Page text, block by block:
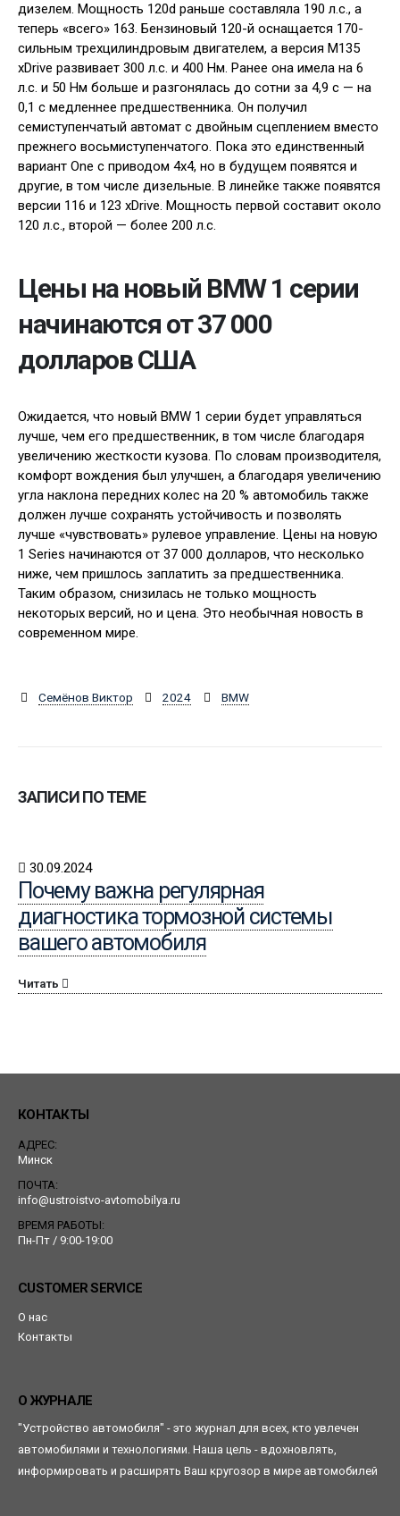
дизелем. Мощность 120d раньше составляла 190 л.с., а
теперь «всего» 163. Бензиновый 120-й оснащается 170-
сильным трехцилиндровым двигателем, а версия M135
xDrive развивает 300 л.с. и 400 Нм. Ранее она имела на 6
л.с. и 50 Нм больше и разгонялась до сотни за 4,9 с — на
0,1 с медленнее предшественника. Он получил
семиступенчатый автомат с двойным сцеплением вместо
прежнего восьмиступенчатого. Пока это единственный
вариант One с приводом 4х4, но в будущем появятся и
другие, в том числе дизельные. В линейке также появятся
версии 116 и 123 xDrive. Мощность первой составит около
120 л.с., второй — более 200 л.с.
Цены на новый BMW 1 серии
начинаются от 37 000
долларов США
Ожидается, что новый BMW 1 серии будет управляться
лучше, чем его предшественник, в том числе благодаря
увеличению жесткости кузова. По словам производителя,
комфорт вождения был улучшен, а благодаря увеличению
угла наклона передних колес на 20 % автомобиль также
должен лучше сохранять устойчивость и позволять
лучше «чувствовать» рулевое управление. Цены на новую
1 Series начинаются от 37 000 долларов, что несколько
ниже, чем пришлось заплатить за предшественника.
Таким образом, снизилась не только мощность
некоторых версий, но и цена. Это необычная новость в
современном мире.
Семёнов Виктор 2024 BMW
ЗАПИСИ ПО ТЕМЕ
30.09.2024
Почему важна регулярная
диагностика тормозной системы
вашего автомобиля
Читать
КОНТАКТЫ
АДРЕС:
Минск
ПОЧТА:
info@ustroistvo-avtomobilya.ru
ВРЕМЯ РАБОТЫ:
Пн-Пт / 9:00-19:00
CUSTOMER SERVICE
О нас
Контакты
О ЖУРНАЛЕ
"Устройство автомобиля" - это журнал для всех, кто увлечен
автомобилями и технологиями. Наша цель - вдохновлять,
информировать и расширять Ваш кругозор в мире автомобилей